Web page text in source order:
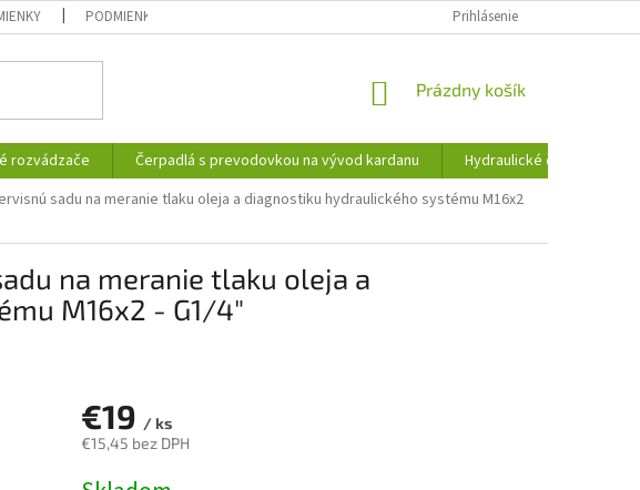
PODMIENKY OCHRANY OSOBNÝCH ÚDAJOV INFORMÁCIE O SÚBOROCH COOKIES
Prihlásenie
NÁKUPNÝ
Prázdny košík
rozvádzače Čerpadlá s prevodovkou na vývod kardanu Hydraulické čerpadlá
sadu na meranie tlaku oleja a diagnostiku hydraulického systému M16x2
na meranie tlaku oleja a
M16x2 - G1/4"
€19 / ks
€15,45 bez DPH